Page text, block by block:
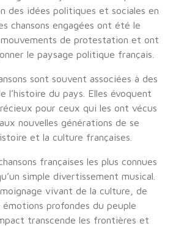
des idées politiques et sociales en
chansons engagées ont été le
de protestation et ont
le paysage politique français.
sont souvent associées à des
l’histoire du pays. Elles évoquent
pour ceux qui les ont vécus
nouvelles générations de se
et la culture françaises.
françaises les plus connues
simple divertissement musical.
vivant de la culture, de
émotions profondes du peuple
transcende les frontières et